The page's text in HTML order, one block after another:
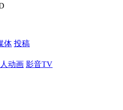
体 投稿
动画 影音TV